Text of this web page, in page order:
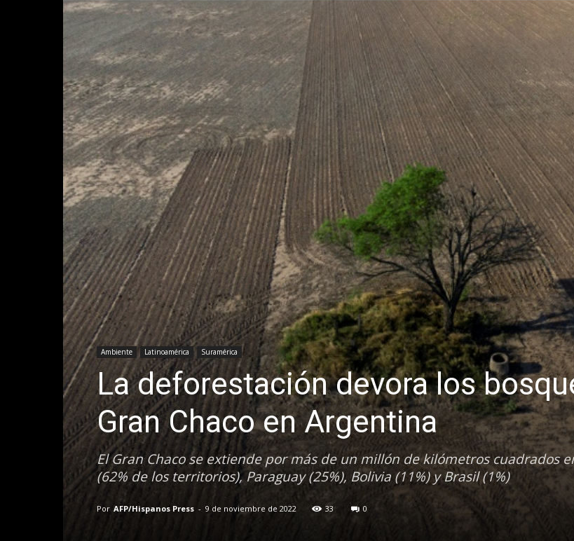
Ambiente Latinoamérica Suramérica
La deforestación devora los
Gran Chaco en Argentina
El Gran Chaco se extiende por más de un millón de kilómetros cuadrados
(62% de los territorios), Paraguay (25%), Bolivia (11%) y Brasil (1%)
Por AFP/Hispanos Press - 9 de noviembre de 2022 33 0